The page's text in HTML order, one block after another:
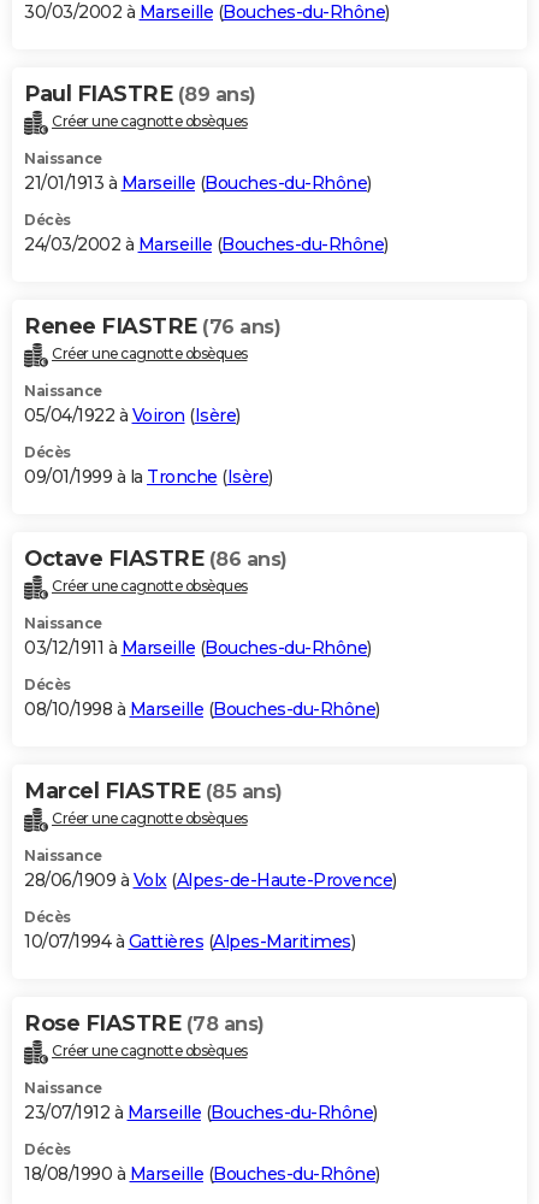
30/03/2002 à Marseille (Bouches-du-Rhône)
Paul FIASTRE (89 ans)
Créer une cagnotte obsèques
Naissance
21/01/1913 à Marseille (Bouches-du-Rhône)
Décès
24/03/2002 à Marseille (Bouches-du-Rhône)
Renee FIASTRE (76 ans)
Créer une cagnotte obsèques
Naissance
05/04/1922 à Voiron (Isère)
Décès
09/01/1999 à la Tronche (Isère)
Octave FIASTRE (86 ans)
Créer une cagnotte obsèques
Naissance
03/12/1911 à Marseille (Bouches-du-Rhône)
Décès
08/10/1998 à Marseille (Bouches-du-Rhône)
Marcel FIASTRE (85 ans)
Créer une cagnotte obsèques
Naissance
28/06/1909 à Volx(Alpes-de-Haute-Provence)
Décès
10/07/1994 à Gattières (Alpes-Maritimes)
Rose FIASTRE (78 ans)
Créer une cagnotte obsèques
Naissance
23/07/1912 à Marseille (Bouches-du-Rhône)
Décès
18/08/1990 à Marseille (Bouches-du-Rhône)